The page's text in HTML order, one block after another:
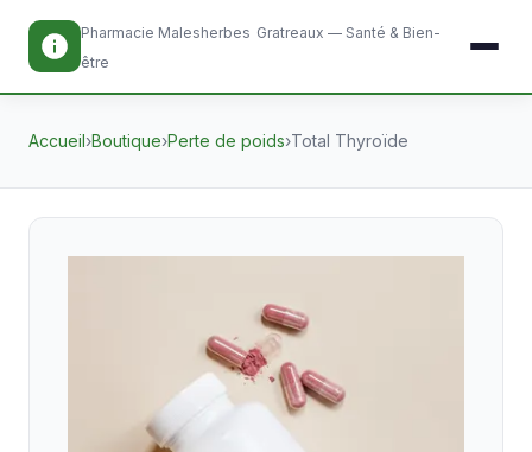
Pharmacie Malesherbes Gratreaux — Santé & Bien-
être
Accueil›Boutique›Perte de poids›Total Thyroïde